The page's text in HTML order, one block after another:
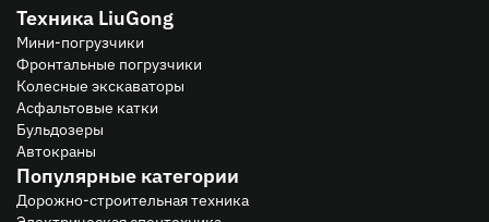
Техника LiuGong
Мини-погрузчики
Фронтальные погрузчики
Колесные экскаваторы
Асфальтовые катки
Бульдозеры
Автокраны
Популярные категории
Дорожно-строительная техника